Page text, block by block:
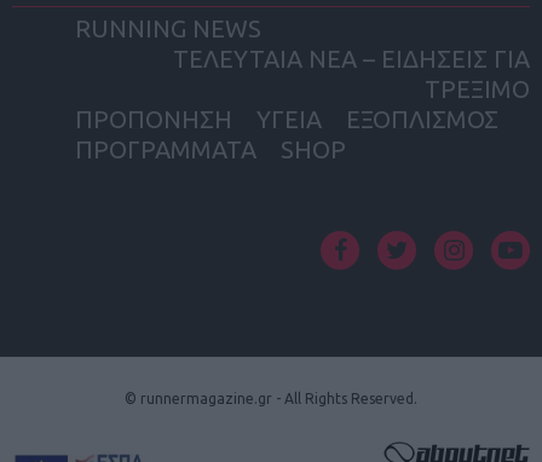
RUNNING NEWS
ΤΕΛΕΥΤΑΙΑ ΝΕΑ – ΕΙΔΗΣΕΙΣ ΓΙΑ
ΤΡΕΞΙΜΟ
ΠΡΟΠΟΝΗΣΗ
ΥΓΕΙΑ
ΕΞΟΠΛΙΣΜΟΣ
ΠΡΟΓΡΑΜΜΑΤΑ
SHOP
© runnermagazine.gr - All Rights Reserved.